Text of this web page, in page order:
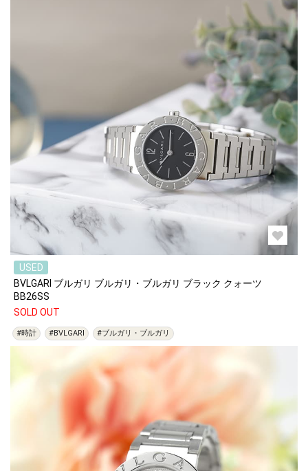
USED
BVLGARI ブルガリ ブルガリ・ブルガリ ブラック クォーツ
BB26SS
SOLD OUT
#時計 #BVLGARI #ブルガリ・ブルガリ